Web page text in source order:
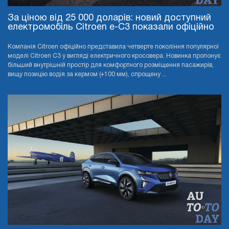
За ціною від 25 000 доларів: новий доступний
електромобіль Citroen e-C3 показали офіційно
Компанія Citroen офіційно представила четверте покоління популярної
моделі Citroen C3 у вигляді електричного кросовера. Новинка пропонує
більший внутрішній простір для комфортного розміщення пасажирів,
вищу позицію водія за кермом (+100 мм), спрощену ...